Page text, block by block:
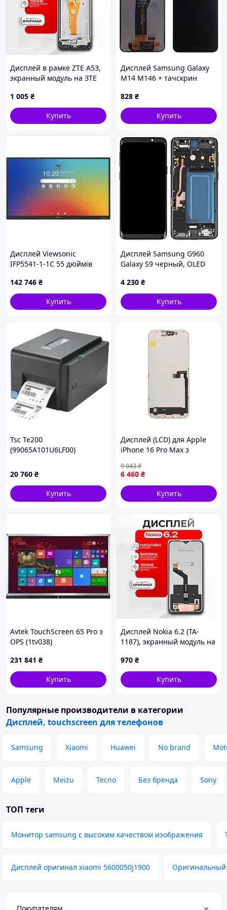
Дисплей в рамке ZTE A53,
экранный модуль на ЗТЕ
1 005 ₴
Купить
Дисплей Samsung Galaxy
M14 M146 + тачскрин
828 ₴
Купить
Дисплей Viewsonic
IFP5541-1-1C 55 дюймів
142 746 ₴
Купить
Дисплей Samsung G960
Galaxy S9 черный, OLED
Midnight Black
4 230 ₴
Купить
Tsc Te200
(99065A101U6LF00)
20 760 ₴
Купить
Дисплей (LCD) для Apple
iPhone 16 Pro Max з
RJ) Original Quality
6 460 ₴
9 043₴
Купить
Avtek TouchScreen 65 Pro з
OPS (1tv038)
231 841 ₴
Купить
Дисплей Nokia 6.2 (TA-
1187), экранный модуль на
970 ₴
Купить
Популярные производители в категории
Дисплей, touchscreen для телефонов
Samsung Xiaomi Huawei No brand
Apple Meizu Tecno Без бренда Sony
ТОП теги
Монитор samsung с высоким качеством изображения
Дисплей оригинал xiaomi 5600050j1900 Оригинальный